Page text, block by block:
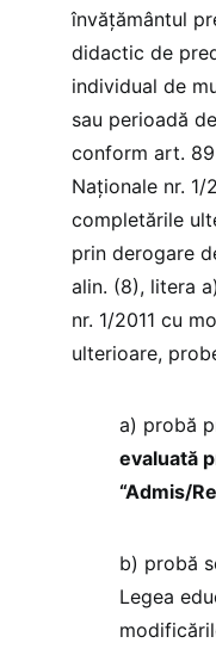
învăţământul
didactic de
individual de
sau perioadă
conform art. 89
Naționale nr. 1/
completările
prin derogare
alin. (8), litera
nr. 1/2011 cu
ulterioare,
a) probă
evaluată
“Admis/
b) probă
Legea